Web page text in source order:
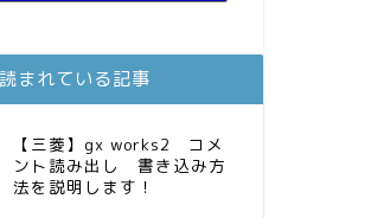
ンデックス投資でセミリタイア目指してみた
るお金の知恵を磨く勉強会
ス投資でも富裕層
まれている記事
【三菱】gx works2 コメ
ント読み出し 書き込み方
法を説明します！